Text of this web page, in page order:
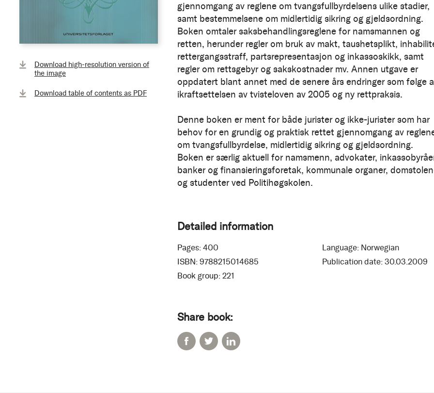
Download high-resolution version of
the image
Download table of contents as PDF
gjennomgang av reglene om tvangsfullbyrdelsens ulike stadier,
samt bestemmelsene om midlertidig sikring og gjeldsordning.
Boken omtaler saksbehandlingsreglene for namsmannen og
retten, herunder regler om bruk av makt, taushetsplikt,
rettergangsstraff, partsrepresentasjon og inkassoskikk, samt
regler om rettsgebyr og sakskostnader mv. Annen utgave er
oppdatert blant annet med de senere års endringer som følge
ikraftsettelsen av tvisteloven av 2005 og ny rettpraksis.
Denne boken er ment for både jurister og ikke-jurister som har
behov for en grundig og praktisk rettet gjennomgang av
om tvangsfullbyrdelse, midlertidig sikring og gjeldsordning.
Boken er særlig aktuell for namsmenn, advokater,
banker og finansieringsforetak, kommunale organer,
og studenter ved Politihøgskolen.
Detailed information
Pages: 400 Language: Norwegian
ISBN: 9788215014685 Publication date: 30.03.2009
Book group: 221
Share book: